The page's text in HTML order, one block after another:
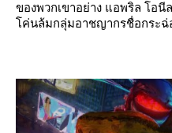
ของพวกเขาอย่าง แอพริล โอนี
ค่นล้มกลุ่มอาชญากรชื่อกระฉ่